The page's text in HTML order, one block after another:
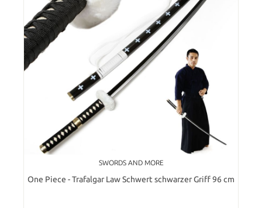
SWORDS AND MORE
One Piece - Trafalgar Law Schwert schwarzer Griff 96 cm